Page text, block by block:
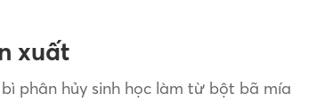
xuất
phân hủy sinh học làm từ bột bã mía